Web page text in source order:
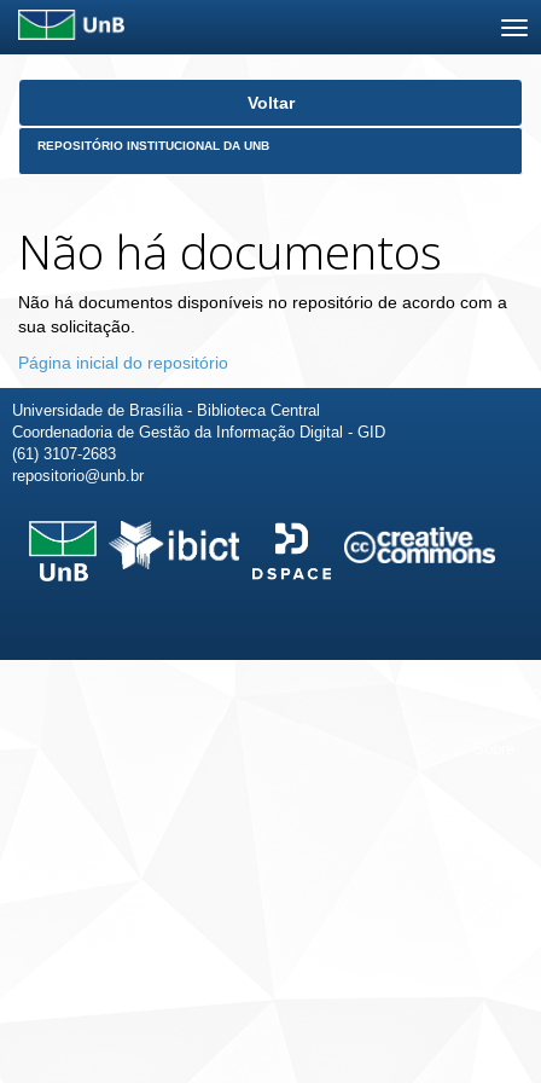
Skip
Voltar
REPOSITÓRIO INSTITUCIONAL DA UNB
Não há documentos
Não há documentos disponíveis no repositório de acordo com a
sua solicitação.
Página inicial do repositório
Universidade de Brasília - Biblioteca Central
Coordenadoria de Gestão da Informação Digital - GID
(61) 3107-2683
repositorio@unb.br